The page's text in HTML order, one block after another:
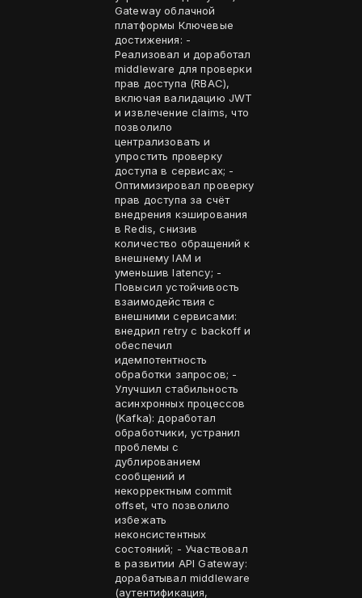
Gateway облачной
платформы Ключевые
достижения: -
Реализовал и доработал
middleware для проверки
прав доступа (RBAC),
включая валидацию JWT
и извлечение claims, что
позволило
централизовать и
упростить проверку
доступа в сервисах; -
Оптимизировал проверку
прав доступа за счёт
внедрения кэширования
в Redis, снизив
количество обращений к
внешнему IAM и
уменьшив latency; -
Повысил устойчивость
взаимодействия с
внешними сервисами:
внедрил retry с backoff и
обеспечил
идемпотентность
обработки запросов; -
Улучшил стабильность
асинхронных процессов
(Kafka): доработал
обработчики, устранил
проблемы с
дублированием
сообщений и
некорректным commit
offset, что позволило
избежать
неконсистентных
состояний; - Участвовал
в развитии API Gateway:
дорабатывал middleware
(аутентификация,